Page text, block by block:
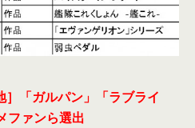
］「ガルパン」「ラブライ
ァンら選出